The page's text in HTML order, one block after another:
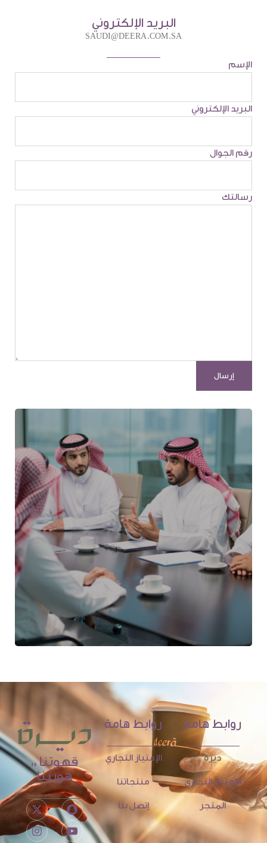
SAUDI@DEERA.COM.SA
قهوتنا ،،
هويتنا
روابط هامة
ديرة
الإمتياز التجاري
المتجر
روابط هامة
الإمتياز التجاري
إتصل بنا